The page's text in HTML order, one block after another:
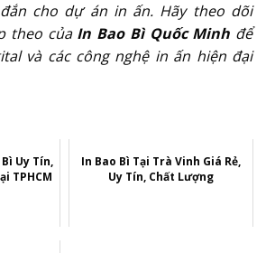
cho dự án in ấn. Hãy theo dõi
theo củaIn Bao Bì Quốc Minh để
và các công nghệ in ấn hiện đại
Uy Tín,
TPHCM
In Bao Bì Tại Trà Vinh Giá Rẻ,
Uy Tín, Chất Lượng